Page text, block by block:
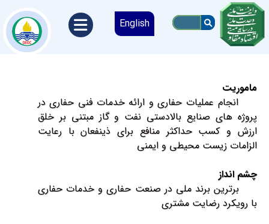
English
ماموریت
انجام عملیات حفاری و ارائه خدمات فنی حفاری در
پروژه های صنایع بالادستی نفت و گاز مبتنی بر خلق
ارزش و کسب حداکثر منافع برای ذینفعان با رعایت
الزامات زیست محیطی و ایمنی
چشم انداز
برترین برند ملی در صنعت حفاری و خدمات حفاری
با رویکرد رضایت مشتری